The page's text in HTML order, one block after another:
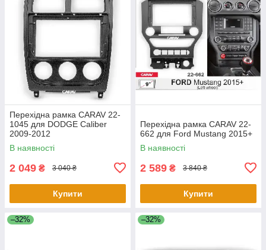
Перехідна рамка CARAV 22-
1045 для DODGE Caliber
2009-2012
В наявності
2 049 ₴ 3 040 ₴
Купити
Перехідна рамка CARAV 22-
662 для Ford Mustang 2015+
В наявності
2 589 ₴ 3 840 ₴
Купити
–32% –32%